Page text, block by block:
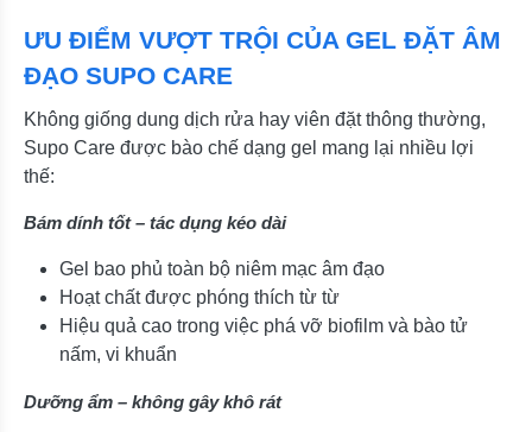
ƯU ĐIỂM VƯỢT TRỘI CỦA GEL ĐẶT ÂM
ĐẠO SUPO CARE
Không giống dung dịch rửa hay viên đặt thông thường,
Supo Care được bào chế dạng gel mang lại nhiều lợi
thế:
Bám dính tốt – tác dụng kéo dài
Gel bao phủ toàn bộ niêm mạc âm đạo
Hoạt chất được phóng thích từ từ
Hiệu quả cao trong việc phá vỡ biofilm và bào tử
nấm, vi khuẩn
Dưỡng ẩm – không gây khô rát